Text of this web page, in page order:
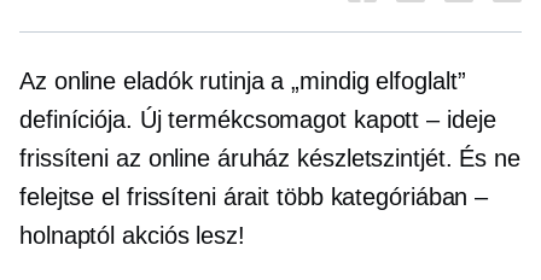
Az online eladók rutinja a „mindig elfoglalt”
definíciója. Új termékcsomagot kapott – ideje
frissíteni az online áruház készletszintjét. És ne
felejtse el frissíteni árait több kategóriában –
holnaptól akciós lesz!